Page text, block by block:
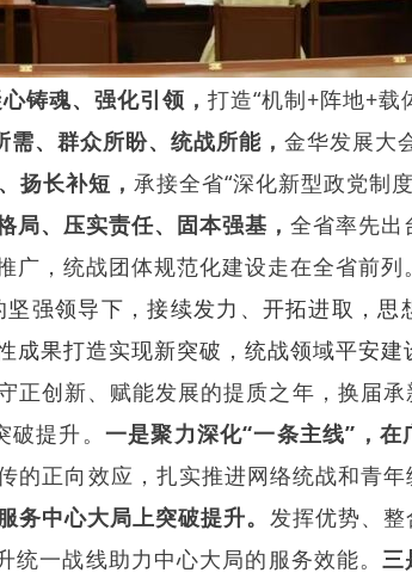
铸魂、强化引领， 打造“机制+阵地+载
需、群众所盼、统战所能， 金华发展大
扬长补短， 承接全省“深化新型政党制
局、压实责任、固本强基， 全省率先出
，统战团体规范化建设走在全省前列。
强领导下，接续发力、开拓进取，
果打造实现新突破，统战领域平安建
正创新、赋能发展的提质之年，换届
提升。 一是聚力深化“一条主线”，
正向效应，扎实推进网络统战和青年
务中心大局上突破提升。 发挥优势、
统一战线助力中心大局的服务效能。三